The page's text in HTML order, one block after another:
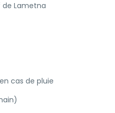
de Lametna
cas de pluie